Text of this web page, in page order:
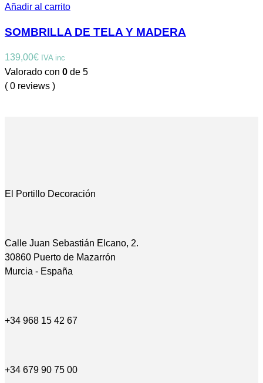
580,00€.1,00€.
Añadir al carrito
SOMBRILLA DE TELA Y MADERA
139,00€ IVA inc
Valorado con 0 de 5
( 0 reviews )
El Portillo Decoración
Calle Juan Sebastián Elcano, 2.
30860 Puerto de Mazarrón
Murcia - España
+34 968 15 42 67
+34 679 90 75 00